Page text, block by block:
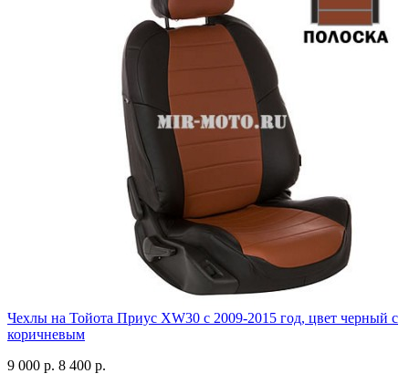
Чехлы на Тойота Приус XW30 с 2009-2015 год, цвет черный с
коричневым
9 000 р. 8 400 р.